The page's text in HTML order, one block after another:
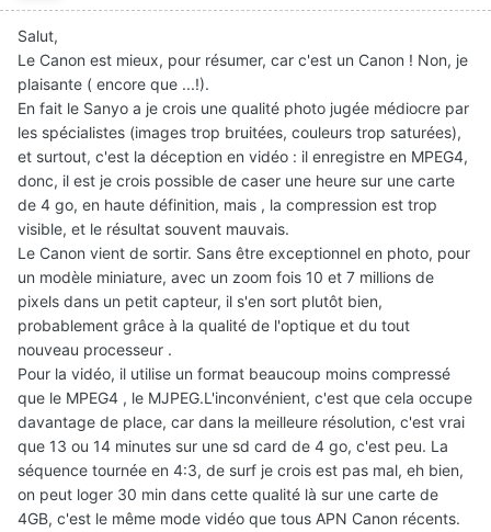
Salut,
Le Canon est mieux, pour résumer, car c'est un Canon ! Non, je
plaisante ( encore que ...!).
En fait le Sanyo a je crois une qualité photo jugée médiocre par
les spécialistes (images trop bruitées, couleurs trop saturées),
et surtout, c'est la déception en vidéo : il enregistre en MPEG4,
donc, il est je crois possible de caser une heure sur une carte
de 4 go, en haute définition, mais , la compression est trop
visible, et le résultat souvent mauvais.
Le Canon vient de sortir. Sans être exceptionnel en photo, pour
un modèle miniature, avec un zoom fois 10 et 7 millions de
pixels dans un petit capteur, il s'en sort plutôt bien,
probablement grâce à la qualité de l'optique et du tout
nouveau processeur .
Pour la vidéo, il utilise un format beaucoup moins compressé
que le MPEG4 , le MJPEG.L'inconvénient, c'est que cela occupe
davantage de place, car dans la meilleure résolution, c'est vrai
que 13 ou 14 minutes sur une sd card de 4 go, c'est peu. La
séquence tournée en 4:3, de surf je crois est pas mal, eh bien,
on peut loger 30 min dans cette qualité là sur une carte de
4GB, c'est le même mode vidéo que tous APN Canon récents.